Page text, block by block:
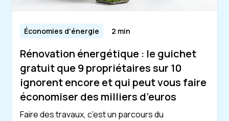
Économies d'énergie 2 min
Rénovation énergétique : le guichet
gratuit que 9 propriétaires sur 10
ignorent encore et qui peut vous faire
économiser des milliers d’euros
Faire des travaux, c’est un parcours du